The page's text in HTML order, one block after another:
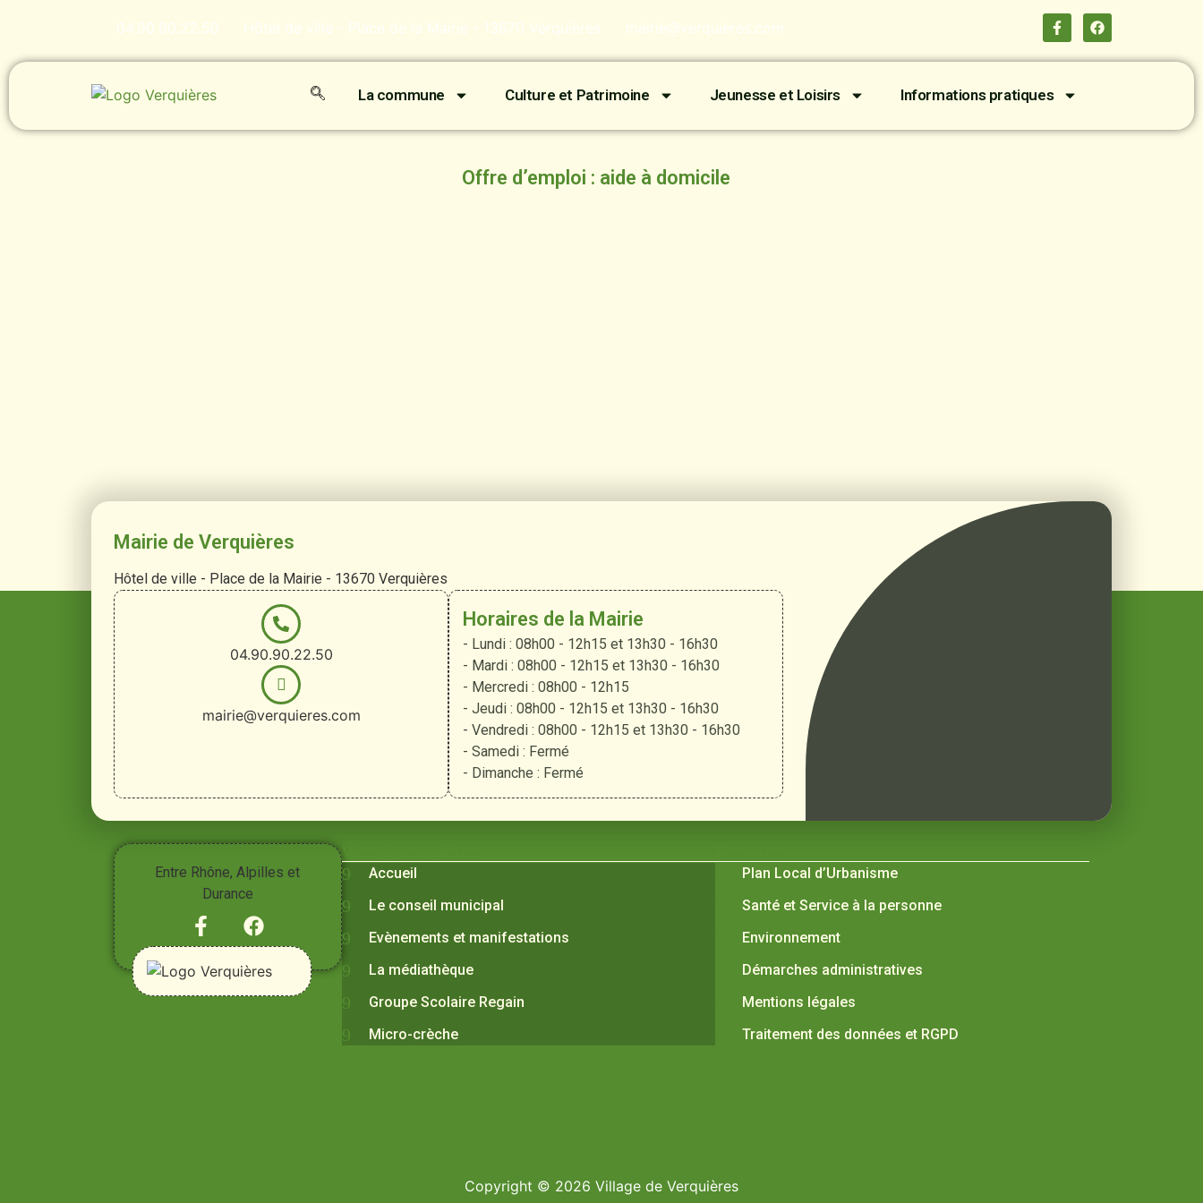
04.90.90.22.50 Hôtel de ville - Place de la Mairie - 13670 Verquières mairie@verquieres.com
La commune Culture et Patrimoine Jeunesse et Loisirs Informations pratiques
Offre d’emploi : aide à domicile
Mairie de Verquières
Hôtel de ville - Place de la Mairie - 13670 Verquières
04.90.90.22.50
mairie@verquieres.com
Horaires de la Mairie
- Lundi : 08h00 - 12h15 et 13h30 - 16h30
- Mardi : 08h00 - 12h15 et 13h30 - 16h30
- Mercredi : 08h00 - 12h15
- Jeudi : 08h00 - 12h15 et 13h30 - 16h30
- Vendredi : 08h00 - 12h15 et 13h30 - 16h30
- Samedi : Fermé
- Dimanche : Fermé
Entre Rhône, Alpilles et
Durance
Vivre à Verquières
Accueil
Le conseil municipal
Evènements et manifestations
La médiathèque
Groupe Scolaire Regain
Micro-crèche
Plan Local d’Urbanisme
Santé et Service à la personne
Environnement
Démarches administratives
Mentions légales
Traitement des données et RGPD
Copyright © 2026 Village de Verquières